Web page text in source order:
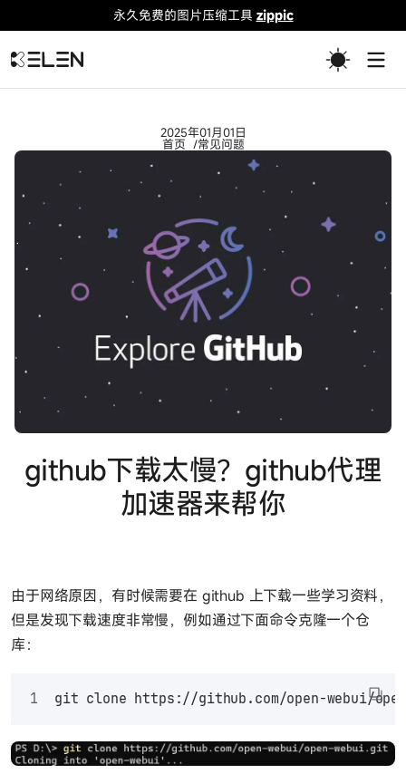
永久免费的图片压缩工具 zippic
2025年01月01日
首页 常见问题
github下载太慢？github代理
加速器来帮你
由于网络原因，有时候需要在 github 上下载一些学习资料，
但是发现下载速度非常慢，例如通过下面命令克隆一个仓
库：
git clone https://github.com/open-webui/